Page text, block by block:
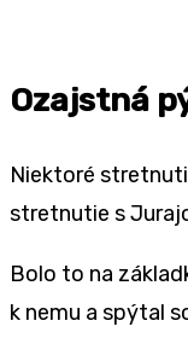
Ozajstná
Niektoré
stretnutie s
Bolo to na
k nemu a spýtal